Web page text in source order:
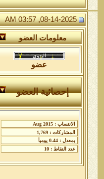
البدوي .....كل العام
البدوي *هذه الصلاة
البدوي كل عام
البدوي الاربعاء
البدوي كل عام
08-14-2025, 03:57 AM
معلومات العضو
عضو
إحصائية العضو